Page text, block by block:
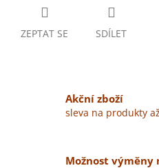
ZEPTAT SE SDÍLET
Akční zboží
sleva na produkty
Možnost výměny